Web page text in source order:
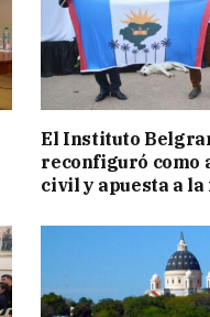
El Instituto
reconfiguró como
civil y apuesta a